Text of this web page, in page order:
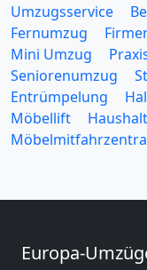
Umzugsservice
Fernumzug
Mini Umzug
Seniorenumzug
Entrümpelung
Möbellift
Europa-